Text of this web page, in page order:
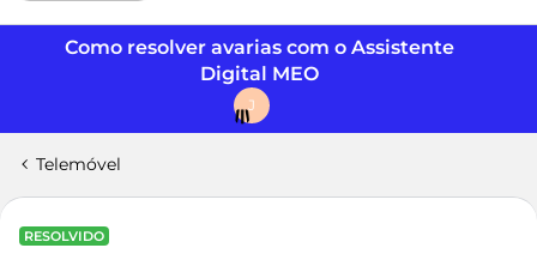
Como resolver avarias com o Assistente
Digital MEO
J
Telemóvel
RESOLVIDO